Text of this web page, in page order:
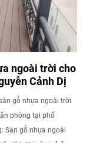
ngoài trời cho
Cảnh Dị
gỗ nhựa ngoài trời
phòng tại phố
Sàn gỗ nhựa ngoài